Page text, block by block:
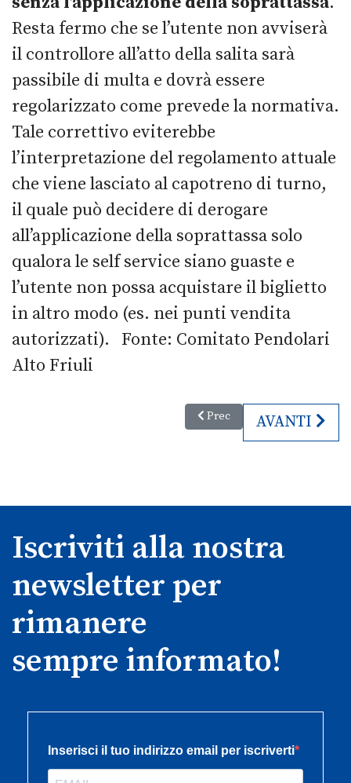
Resta fermo che se l’utente non avviserà
il controllore all’atto della salita sarà
passibile di multa e dovrà essere
regolarizzato come prevede la normativa.
Tale correttivo eviterebbe
l’interpretazione del regolamento attuale
che viene lasciato al capotreno di turno,
il quale può decidere di derogare
all’applicazione della soprattassa solo
qualora le self service siano guaste e
l’utente non possa acquistare il biglietto
in altro modo (es. nei punti vendita
autorizzati). Fonte: Comitato Pendolari
Alto Friuli
Articolo precedente: Il mese
Prec ARTICOLO
AVANTI
Iscriviti alla nostra
newsletter per
rimanere
sempre informato!